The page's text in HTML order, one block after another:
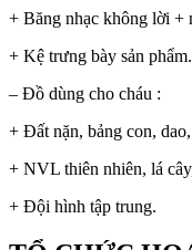
+ Băng nhạc không lời +
+ Kệ trưng bày sản phẩm.
– Đồ dùng cho cháu :
+ Đất nặn, bảng con,
+ NVL thiên nhiên, lá
+ Đội hình tập trung.